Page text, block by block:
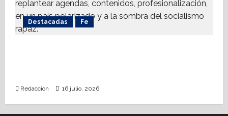
Destacadas Fe
Redacción 16 julio, 2026